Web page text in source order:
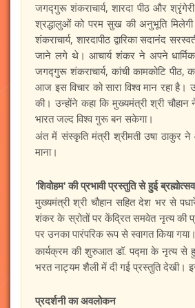
जगद्गुरू शंकराचार्य, शारदा पीठ और
श्रद्धालुओं को परम सुख की अनुभूति
शंकराचार्य, शारदापीठ द्वारिका सदानंद
जाने लगे थे। आचार्य शंकर ने अपने
जगद्गुरू शंकराचार्य, कांची कामकोटि पीठ,
आज इस विचार को सारा विश्व मान रहा है।
की। उन्होंने कहा कि मुख्यमंत्री श्री चौहान
भारत जल्द विश्व गुरू बन सकेगा।
अंत में संस्कृति मंत्री श्रीमती उषा ठाकुर
माना।
'शिवोहम' की प्रभावी प्रस्तुति से हुई
मुख्यमंत्री श्री चौहान सहित देश भर से
शंकर के स्रोतों पर केंद्रित समवेत नृत्य की
पर उनका पारंपरिक रूप से स्वागत किया गया।
कार्यक्रम की शुरुआत डॉ. पद्मा के नृत्य से
भरत नाट्यम शैली में दी गई प्रस्तुति देखी।
प्रदर्शनी का अवलोकन